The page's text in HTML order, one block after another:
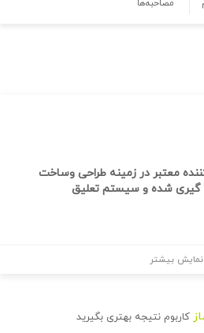
مصاحبه‌ها
معتبر در زمینه طراحی وساخت
گیری شده و سیستم تعلیق
نمایش بیشتر
کاربوم نتیجه بهتری بگیرید